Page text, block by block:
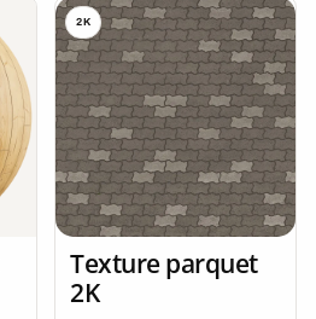
2K
Texture parquet
2K